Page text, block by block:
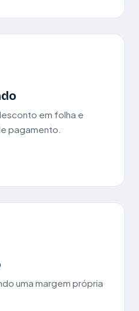
em folha e
pagamento.
uma margem própria